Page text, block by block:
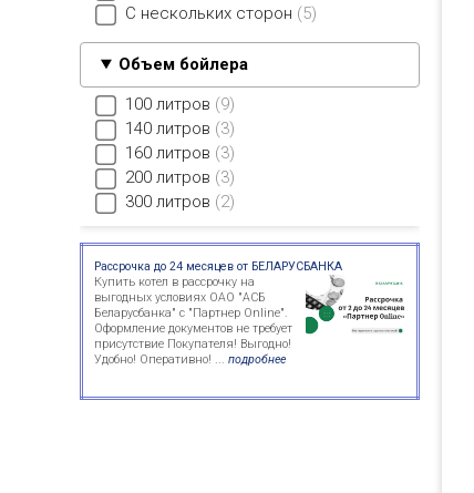
С нескольких сторон
5
Объем бойлера
100 литров
9
140 литров
3
160 литров
3
200 литров
3
300 литров
2
Рассрочка до 24 месяцев от БЕЛАРУСБАНКА
Купить котел в рассрочку на
выгодных условиях ОАО "АСБ
Беларусбанка" с "Партнер Online".
Оформление документов не требует
присутствие Покупателя! Выгодно!
Удобно! Оперативно! ... подробнее